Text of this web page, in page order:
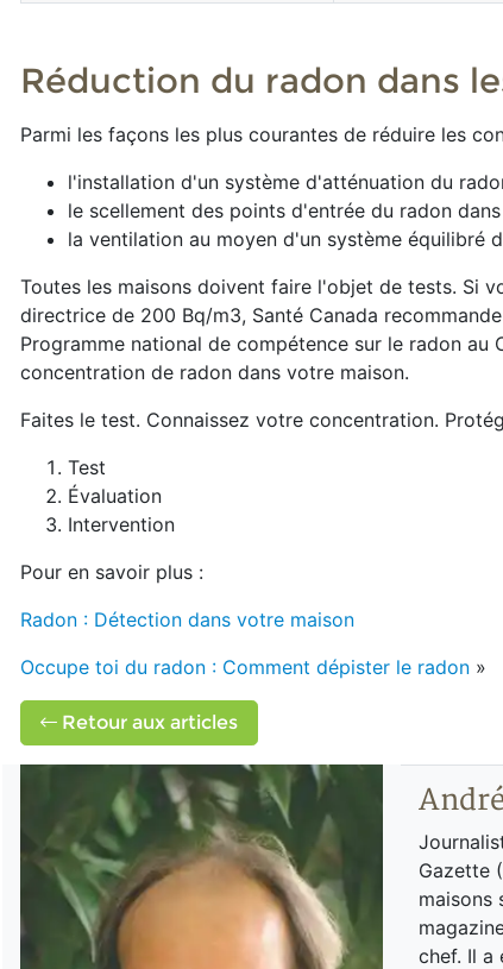
Réduction du radon dans
Parmi les façons les plus courantes de réduire les
l'installation d'un système d'atténuation du
le scellement des points d'entrée du radon
la ventilation au moyen d'un système équilibré
Toutes les maisons doivent faire l'objet de tests. Si
directrice de 200 Bq/m3, Santé Canada
Programme national de compétence sur le radon
concentration de radon dans votre maison.
Faites le test. Connaissez votre concentration.
Test
Évaluation
Intervention
Pour en savoir plus :
Radon : Détection dans votre maison
Occupe toi du radon : Comment dépister le radon »
Retour aux articles
Gazette
maisons
chef. Il a